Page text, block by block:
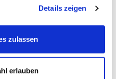
Details zeigen
zulassen
erlauben
AG